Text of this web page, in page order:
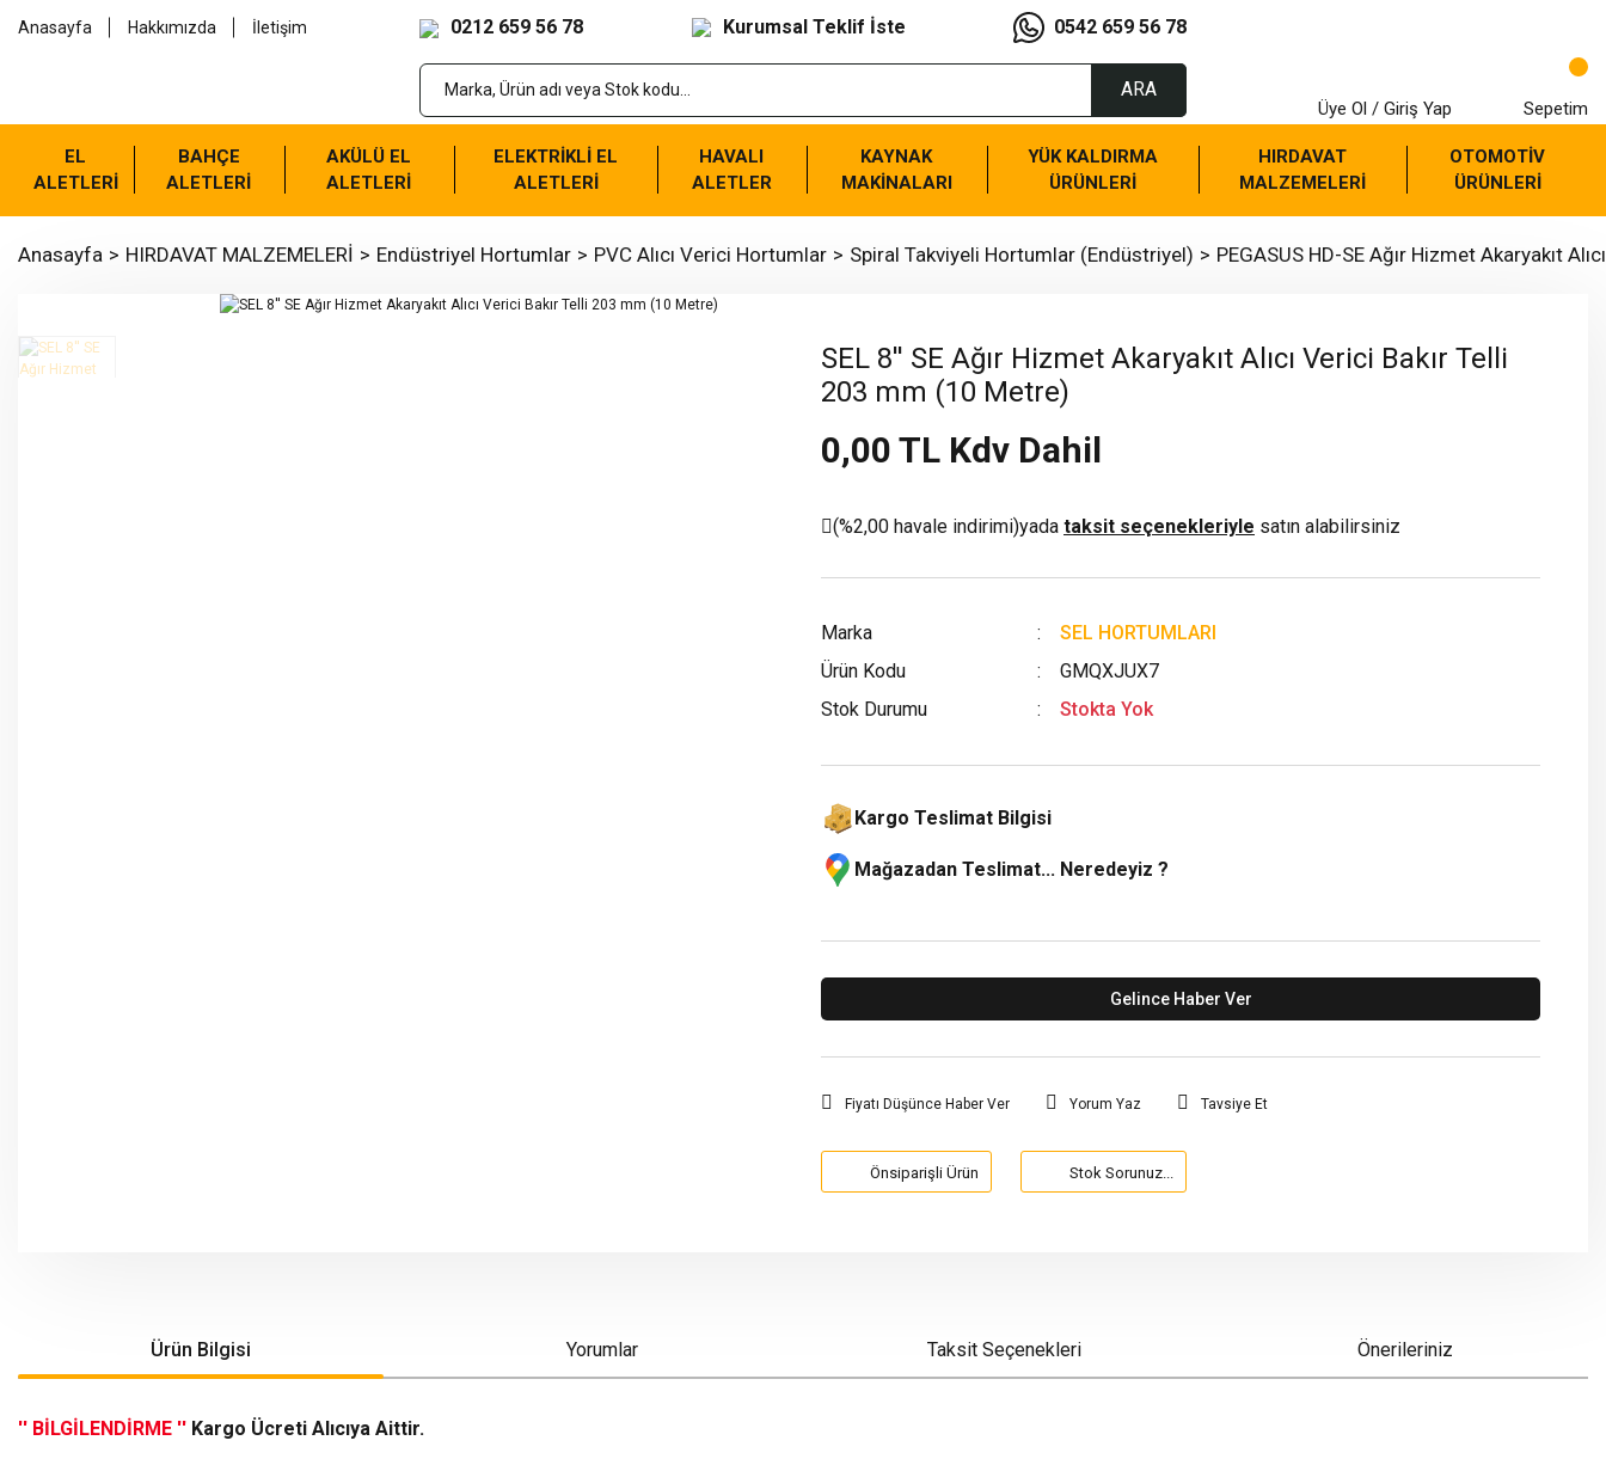
Anasayfa Hakkımızda İletişim 0212 659 56 78 Kurumsal Teklif İste 0542 659 56 78
ARA
Üye Ol / Giriş Yap Sepetim
EL
ALETLERİ
BAHÇE
ALETLERİ
AKÜLÜ EL
ALETLERİ
ELEKTRİKLİ EL
ALETLERİ
HAVALI
ALETLER
KAYNAK
MAKİNALARI
YÜK KALDIRMA
ÜRÜNLERİ
HIRDAVAT
MALZEMELERİ
OTOMOTİV
ÜRÜNLERİ
Anasayfa HIRDAVAT MALZEMELERİ Endüstriyel Hortumlar PVC Alıcı Verici Hortumlar Spiral Takviyeli Hortumlar (Endüstriyel) PEGASUS HD-SE Ağır Hizmet Akaryakıt
SEL 8'' SE Ağır Hizmet Akaryakıt Alıcı Verici Bakır Telli
203 mm (10 Metre)
0,00 TL Kdv Dahil
(%2,00 havale indirimi)yada taksit seçenekleriyle satın alabilirsiniz
Marka
SEL HORTUMLARI
Ürün Kodu
GMQXJUX7
Stok Durumu
Stokta Yok
Kargo Teslimat Bilgisi
Mağazadan Teslimat... Neredeyiz ?
Gelince Haber Ver
Fiyatı Düşünce Haber Ver Yorum Yaz Tavsiye Et
Önsiparişli Ürün Stok Sorunuz...
Ürün Bilgisi Yorumlar Taksit Seçenekleri Önerileriniz
'' BİLGİLENDİRME '' Kargo Ücreti Alıcıya Aittir.